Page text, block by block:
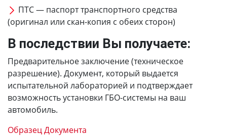
ПТС — паспорт транспортного средства
(оригинал или скан-копия с обеих сторон)
В последствии Вы получаете:
Предварительное заключение (техническое
разрешение). Документ, который выдается
испытательной лабораторией и подтверждает
возможность установки ГБО-системы на ваш
автомобиль.
Образец Документа